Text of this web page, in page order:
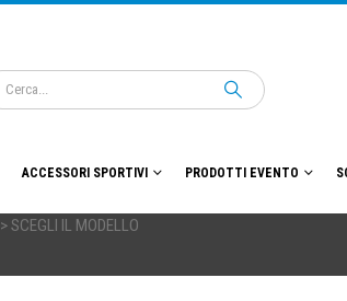
ACCESSORI SPORTIVI PRODOTTI EVENTO
> SCEGLI IL MODELLO